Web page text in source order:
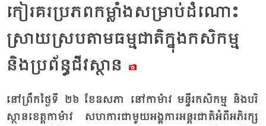
កៀរ​គរ​ប្រ​ភព​កម្លាំង​សម្រាប់​ដំ​ណោះ​
ស្រាយ​ស្រប​តាម​ធម្ម​ជាតិ​ក្នុង​កសិ​កម្ម​
និង​ប្រ​ព័ន្ធ​ជីវ​ស្ថាន​
នៅ​ព្រឹក​ថ្ងៃ​ទី ២៦ ខែ​ឧស​ភា នៅ​កា​ម៉ាវ មន្ទីរ​កសិ​កម្ម និង​បរិ​
ស្ថាន​ខេត្ត​កា​ម៉ាវ សហ​ការ​ជា​មួយ​អង្គ​ការ​អន្តរ​ជាតិ​អំ​ពី​អភិ​រក្ស​